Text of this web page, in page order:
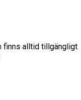
finns alltid tillgängligt